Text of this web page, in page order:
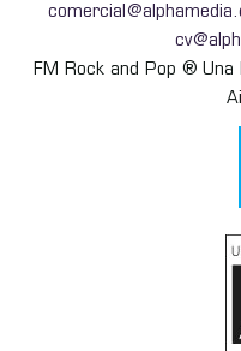
FM Rock and Pop ® Una